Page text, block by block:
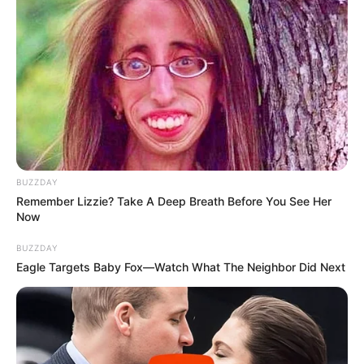
νοσημάτων, ιδιαίτερα σε άτομα που παρουσιάζουν
γενετική προδιάθεση.
BUZZDAY
Remember Lizzie? Take A Deep Breath Before You See Her
Now
BUZZDAY
Eagle Targets Baby Fox—Watch What The Neighbor Did Next